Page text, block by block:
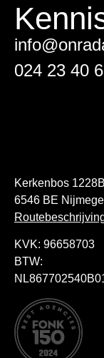
024 23 40
Kerkenbos 1228B
6546 BE
KVK: 96658703
BTW: